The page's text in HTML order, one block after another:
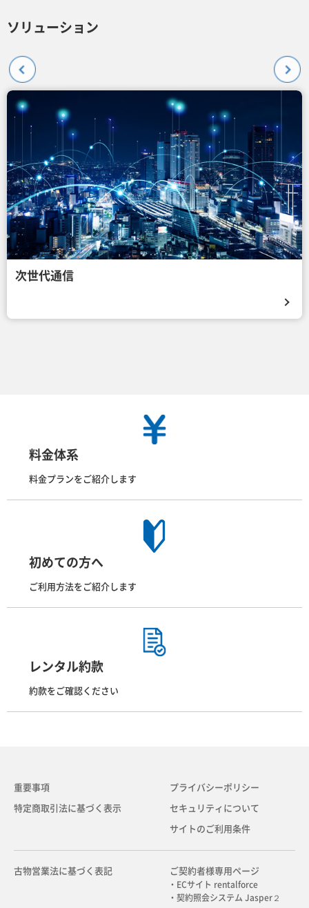
ソリューション
次世代通信
料金体系
料金プランをご紹介します
初めての方へ
ご利用方法をご紹介します
レンタル約款
約款をご確認ください
重要事項
特定商取引法に基づく表示
プライバシーポリシー
セキュリティについて
サイトのご利用条件
古物営業法に基づく表記 ご契約者様専用ページ
・ECサイト rentalforce
・契約照会システム Jasper２